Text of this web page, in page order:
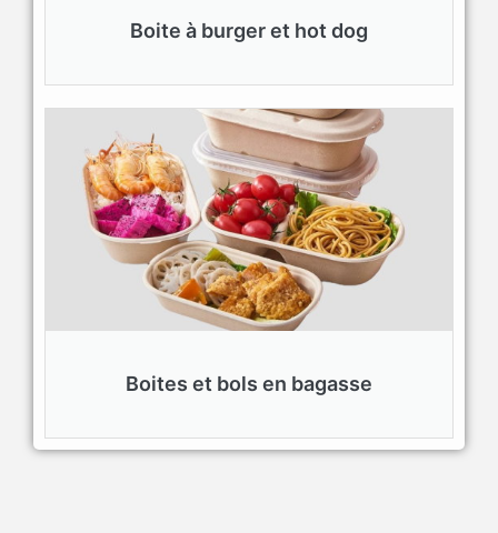
Boite à burger et hot dog
Boites et bols en bagasse